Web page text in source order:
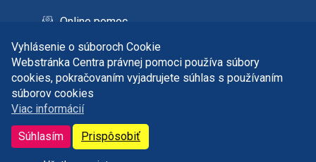
Vyhlásenie o súboroch Cookie
Webstránka Centra právnej pomoci používa súbory
cookies, pokračovaním vyjadrujete súhlas s používaním
súborov cookies
Viac informácií
Súhlasím Prispôsobiť
Online pomoc
info@centrumpravnejpomoci.sk
Copyright © 2026 Centrum právnej pomoci. Všetky práva
vyhradené.
Správca obsahu a technický prevádzkovateľ:
it@centrumpravnejpomoci.sk